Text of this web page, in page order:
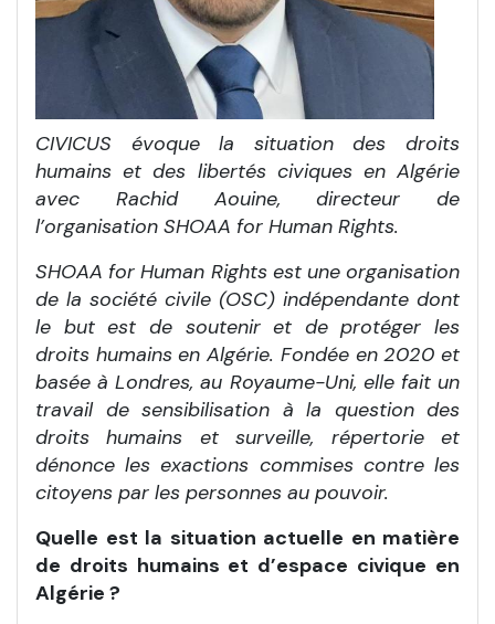
CIVICUS évoque la situation des droits
humains et des libertés civiques en Algérie
avec Rachid Aouine, directeur de
l’organisation SHOAA for Human Rights.
SHOAA for Human Rights est une organisation
de la société civile (OSC) indépendante dont
le but est de soutenir et de protéger les
droits humains en Algérie. Fondée en 2020 et
basée à Londres, au Royaume-Uni, elle fait un
travail de sensibilisation à la question des
droits humains et surveille, répertorie et
dénonce les exactions commises contre les
citoyens par les personnes au pouvoir.
Quelle est la situation actuelle en matière
de droits humains et d’espace civique en
Algérie ?